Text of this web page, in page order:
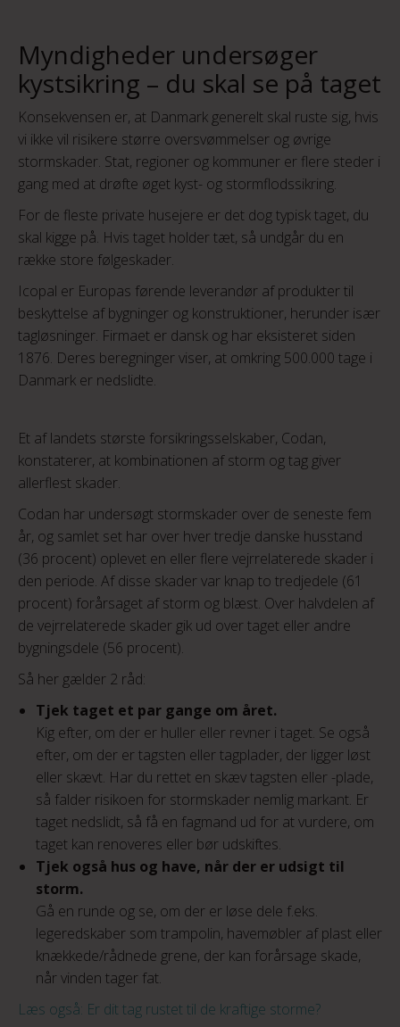
Myndigheder undersøger
kystsikring – du skal se på taget
Konsekvensen er, at Danmark generelt skal ruste sig, hvis
vi ikke vil risikere større oversvømmelser og øvrige
stormskader. Stat, regioner og kommuner er flere steder i
gang med at drøfte øget kyst- og stormflodssikring.
For de fleste private husejere er det dog typisk taget, du
skal kigge på. Hvis taget holder tæt, så undgår du en
række store følgeskader.
Icopal er Europas førende leverandør af produkter til
beskyttelse af bygninger og konstruktioner, herunder især
tagløsninger. Firmaet er dansk og har eksisteret siden
1876. Deres beregninger viser, at omkring 500.000 tage i
Danmark er nedslidte.
Et af landets største forsikringsselskaber, Codan,
konstaterer, at kombinationen af storm og tag giver
allerflest skader.
Codan har undersøgt stormskader over de seneste fem
år, og samlet set har over hver tredje danske husstand
(36 procent) oplevet en eller flere vejrrelaterede skader i
den periode. Af disse skader var knap to tredjedele (61
procent) forårsaget af storm og blæst. Over halvdelen af
de vejrrelaterede skader gik ud over taget eller andre
bygningsdele (56 procent).
Så her gælder 2 råd:
Tjek taget et par gange om året.
Kig efter, om der er huller eller revner i taget. Se også
efter, om der er tagsten eller tagplader, der ligger løst
eller skævt. Har du rettet en skæv tagsten eller -plade,
så falder risikoen for stormskader nemlig markant. Er
taget nedslidt, så få en fagmand ud for at vurdere, om
taget kan renoveres eller bør udskiftes.
Tjek også hus og have, når der er udsigt til
storm.
Gå en runde og se, om der er løse dele f.eks.
legeredskaber som trampolin, havemøbler af plast eller
knækkede/rådnede grene, der kan forårsage skade,
når vinden tager fat.
Læs også: Er dit tag rustet til de kraftige storme?